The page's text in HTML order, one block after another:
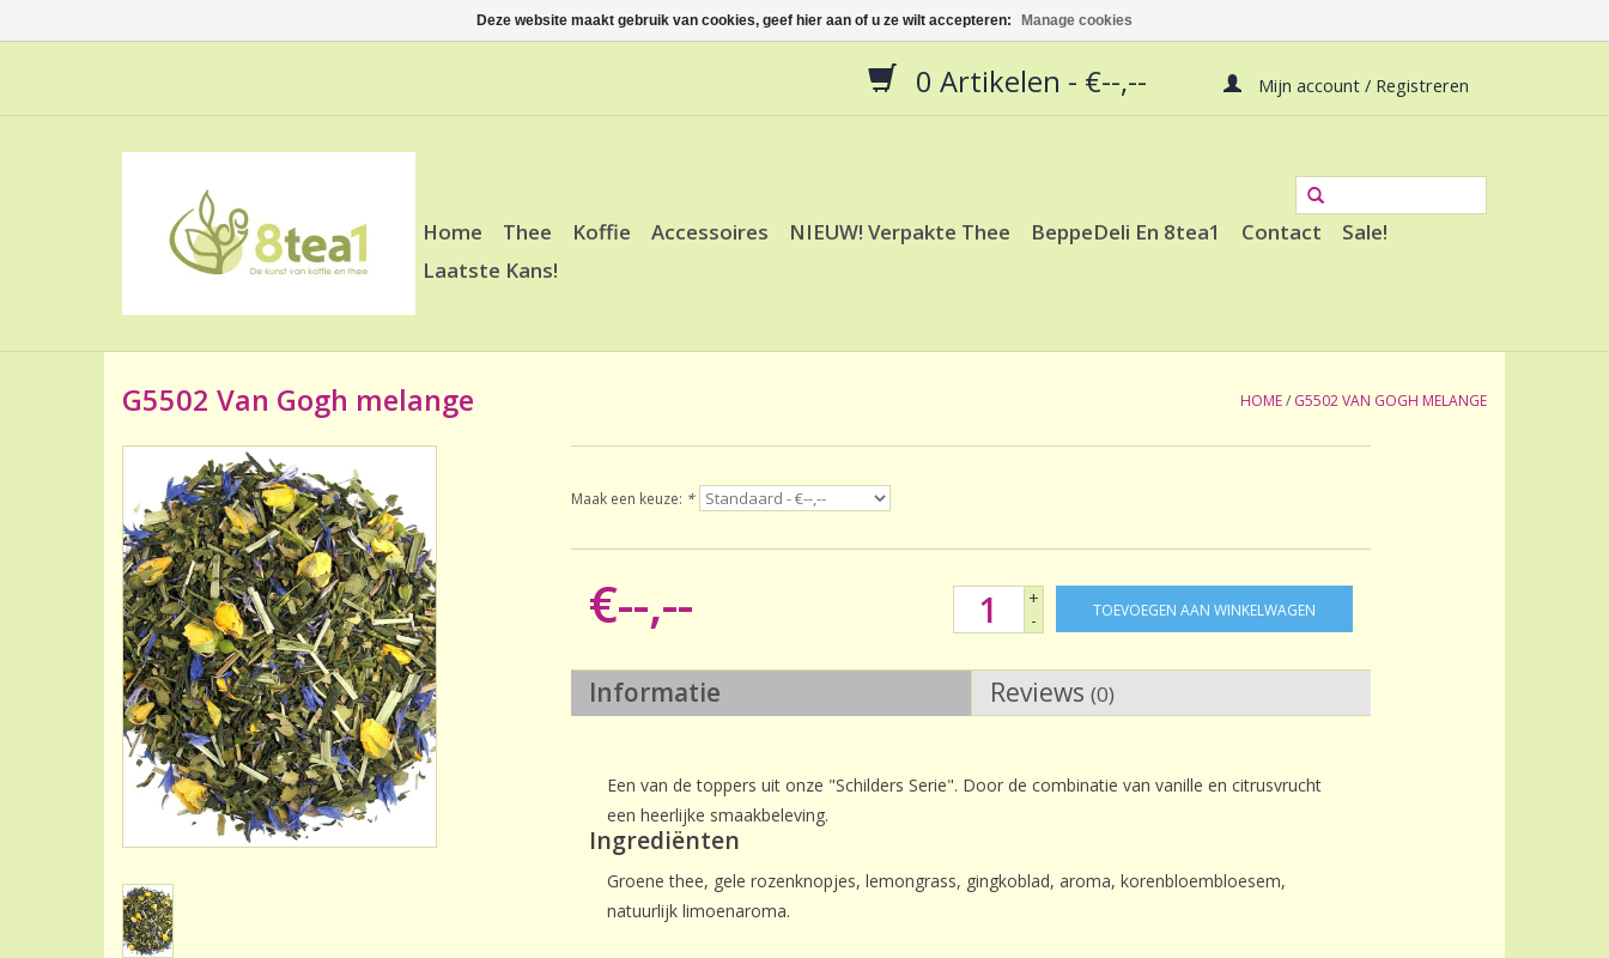
0 Artikelen - €--,-- Mijn account / Registreren
Home Thee Koffie Accessoires NIEUW! Verpakte Thee BeppeDeli En 8tea1 Contact
Sale!
Laatste Kans!
G5502 Van Gogh melange HOME/ G5502 VAN GOGH MELANGE
Maak een keuze: *
€--,--
+
-
TOEVOEGEN AAN WINKELWAGEN
Informatie Reviews (0)
Een van de toppers uit onze "Schilders Serie". Door de combinatie van vanille en citrusvrucht
een heerlijke smaakbeleving.
Ingrediënten
Groene thee, gele rozenknopjes, lemongrass, gingkoblad, aroma, korenbloembloesem,
natuurlijk limoenaroma.
Deze website maakt gebruik van cookies, geef hier aan of u ze wilt accepteren: Manage cookies